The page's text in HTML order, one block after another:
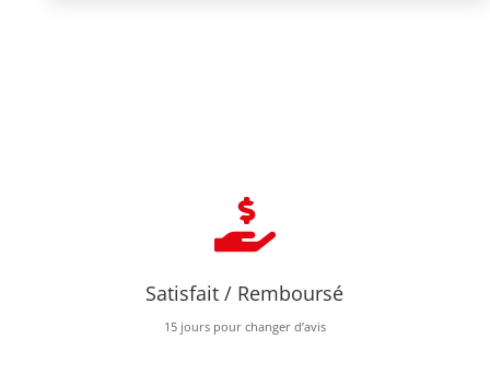

Satisfait / Remboursé
15 jours pour changer d’avis